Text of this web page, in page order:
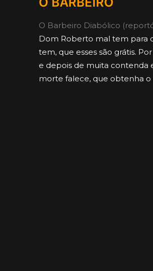
O Barbeiro Diabólico
Dom Roberto mal tem para
tem, que esses são grátis.
e depois de muita contenda
morte falece, que obtenha o